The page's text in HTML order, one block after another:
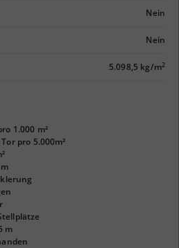
Nein
Nein
5.098,5 kg/m2
1.000 m²
pro 5.000m²
m